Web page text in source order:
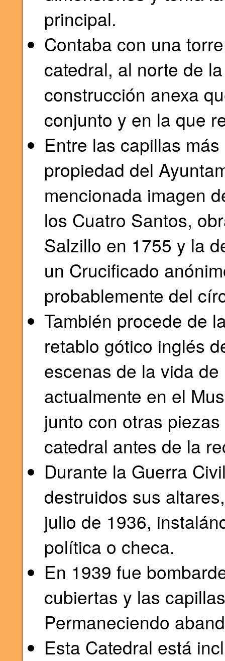
principal.
Contaba con una
catedral, al norte de
construcción anexa
conjunto y en la que
Entre las capillas
propiedad del
mencionada imagen
los Cuatro Santos,
Salzillo en 1755 y la
un Crucificado
probablemente del
También procede de
retablo gótico inglés
escenas de la vida
actualmente en el
junto con otras
catedral antes de la
Durante la Guerra
destruidos sus
julio de 1936,
política o checa.
En 1939 fue
cubiertas y las
Permaneciendo
Esta Catedral está